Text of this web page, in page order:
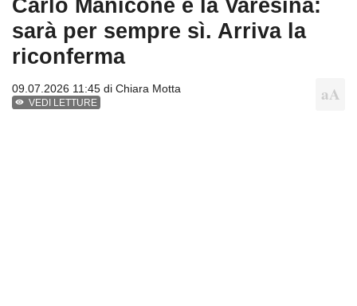
Carlo Manicone e la Varesina:
sarà per sempre sì. Arriva la
riconferma
09.07.2026 11:45 di Chiara Motta
VEDI LETTURE